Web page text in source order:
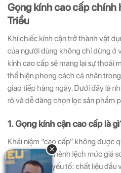
Gọng kính cao cấp chính
Triều
Khi chiếc kính cận trở thành vật
của người dùng không chỉ dừng ở
kính cao cấp sẽ mang lại sự thoải
thể hiện phong cách cá nhân
giao tiếp hàng ngày. Dưới đây là
rõ và dễ dàng chọn lọc sản phẩm
1. Gọng kính cận cao cấp là
Khái niệm “cao cấp” không được
duy nhất. Sự chênh lệch mức giá
tổng hòa các yếu tố: chất liệu đầu